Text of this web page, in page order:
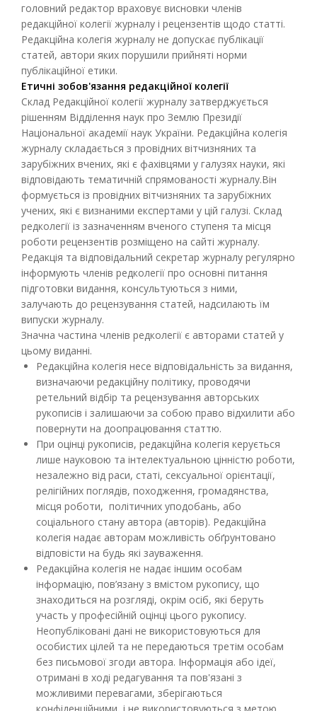
головний редактор враховує висновки членів
редакційної колегії журналу і рецензентів щодо статті.
Редакційна колегія журналу не допускає публікації
статей, автори яких порушили прийняті норми
публікаційної етики.
Етичні зобов'язання редакційної колегії
Склад Редакційної колегії журналу затверджується
рішенням Відділення наук про Землю Президії
Національної академії наук України. Редакційна колегія
журналу складається з провідних вітчизняних та
зарубіжних вчених, які є фахівцями у галузях науки, які
відповідають тематичній спрямованості журналу.Він
формується із провідних вітчизняних та зарубіжних
учених, які є визнаними експертами у цій галузі. Склад
редколегії із зазначенням вченого ступеня та місця
роботи рецензентів розміщено на сайті журналу.
Редакція та відповідальний секретар журналу регулярно
інформують членів редколегії про основні питання
підготовки видання, консультуються з ними,
залучають до рецензування статей, надсилають їм
випуски журналу.
Значна частина членів редколегії є авторами статей у
цьому виданні.
Редакційна колегія несе відповідальність за видання,
визначаючи редакційну політику, проводячи
ретельний відбір та рецензування авторських
рукописів і залишаючи за собою право відхилити або
повернути на доопрацювання статтю.
При оцінці рукописів, редакційна колегія керується
лише науковою та інтелектуальною цінністю роботи,
незалежно від раси, статі, сексуальної орієнтації,
релігійних поглядів, походження, громадянства,
місця роботи, політичних уподобань, або
соціального стану автора (авторів). Редакційна
колегія надає авторам можливість обґрунтовано
відповісти на будь які зауваження.
Редакційна колегія не надає іншим особам
інформацію, пов’язану з вмістом рукопису, що
знаходиться на розгляді, окрім осіб, які беруть
участь у професійній оцінці цього рукопису.
Неопубліковані дані не використовуються для
особистих цілей та не передаються третім особам
без письмової згоди автора. Інформація або ідеї,
отримані в ході редагування та пов'язані з
можливими перевагами, зберігаються